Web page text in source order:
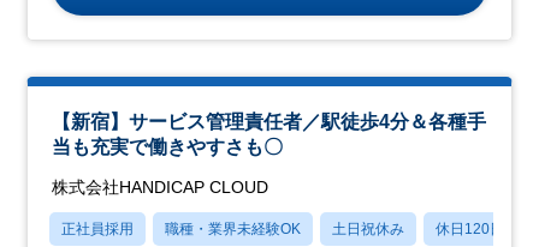
【新宿】サービス管理責任者／駅徒歩4分＆各種手
当も充実で働きやすさも〇
株式会社HANDICAP CLOUD
正社員採用 職種・業界未経験OK 土日祝休み 休日120日以上